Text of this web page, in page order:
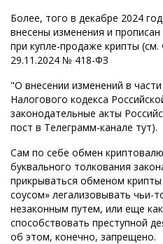
Более, того в декабре 2024
внесены изменения и
при купле-продаже крипты
29.11.2024 № 418-ФЗ
"О внесении изменений в
Налогового кодекса
законодательные акты
пост в Телеграмм-канале тут).
Сам по себе обмен
буквального толкования
прикрываться обменом
соусом» легализовывать чьи-
незаконным путем, или еще
способствовать преступной
об этом, конечно, запрещено.